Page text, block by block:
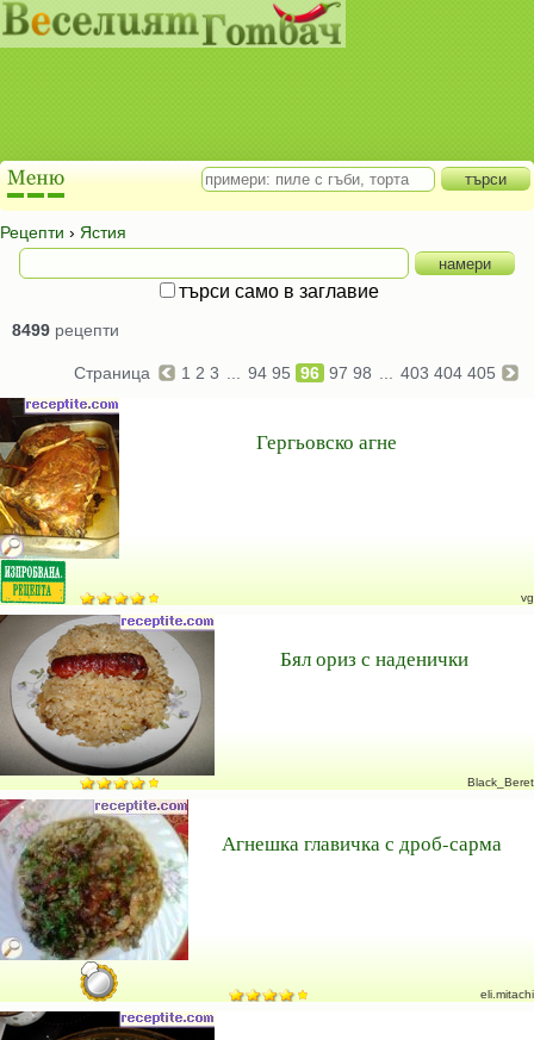
Рецепти › Ястия
търси само в заглавие
8499 рецепти
Страница 1 2 3 94 95 96 97 98 403 404 405
Гергьовско агне
vg
Бял ориз с наденички
Black_Beret
Агнешка главичка с дроб-сарма
eli.mitachi